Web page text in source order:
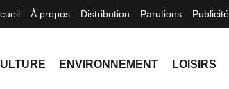
À propos Distribution Parutions Publicité
ENVIRONNEMENT LOISIRS